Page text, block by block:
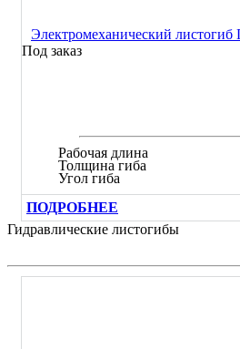
Электромеханический
Под заказ
Рабочая длина
Толщина гиба
Угол гиба
ПОДРОБНЕЕ
Гидравлические листогибы